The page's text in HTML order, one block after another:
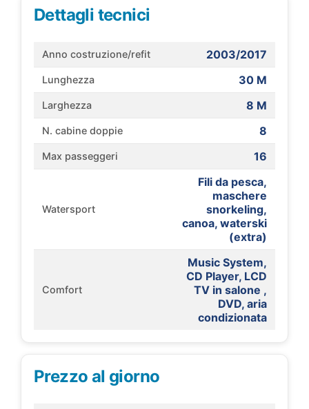
Dettagli tecnici
Anno costruzione/refit 2003/2017
Lunghezza 30 M
Larghezza 8 M
N. cabine doppie 8
Max passeggeri 16
Watersport
Fili da pesca,
maschere
snorkeling,
canoa, waterski
(extra)
Comfort
Music System,
CD Player, LCD
TV in salone ,
DVD, aria
condizionata
Prezzo al giorno